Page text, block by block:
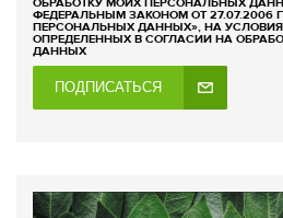
ФЕДЕРАЛЬНЫМ ЗАКОНОМ ОТ 27.07.2006
ПЕРСОНАЛЬНЫХ ДАННЫХ», НА
ОПРЕДЕЛЕННЫХ В СОГЛАСИИ НА
ДАННЫХ
ПОДПИСАТЬСЯ